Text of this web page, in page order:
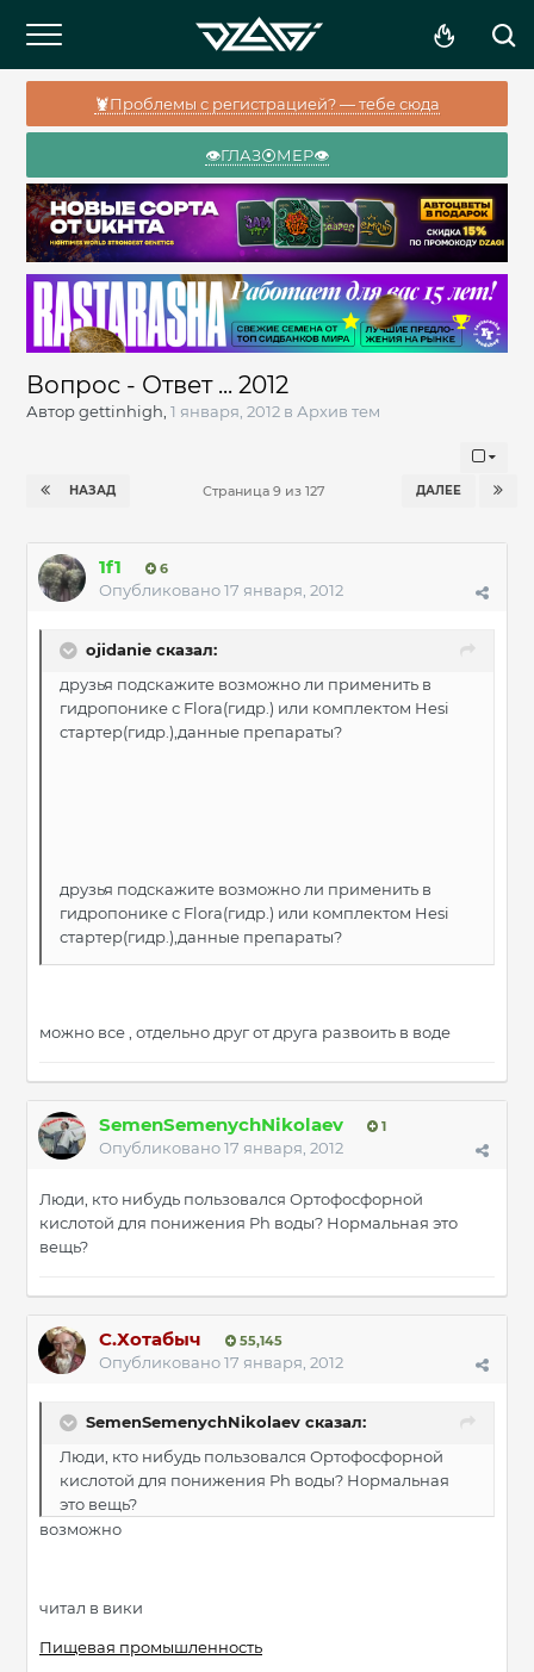
🦞Проблемы с регистрацией? — тебе сюда
👁️ГЛАЗ⦿МЕР👁️
Вопрос - Ответ ... 2012
Авторgettinhigh, 1 января, 2012 в Архив тем
НАЗАД ДАЛЕЕ
Страница 9 из 127
1f1 6
Опубликовано17 января, 2012
ojidanie сказал:
друзья подскажите возможно ли применить в
гидропонике с Flora(гидр.) или комплектом Hesi
стартер(гидр.),данные препараты?
друзья подскажите возможно ли применить в
гидропонике с Flora(гидр.) или комплектом Hesi
стартер(гидр.),данные препараты?
можно все , отдельно друг от друга развоить в воде
SemenSemenychNikolaev 1
Опубликовано17 января, 2012
Люди, кто нибудь пользовался Ортофосфорной
кислотой для понижения Ph воды? Нормальная это
вещь?
С.Хотабыч 55,145
Опубликовано17 января, 2012
SemenSemenychNikolaev сказал:
Люди, кто нибудь пользовался Ортофосфорной
кислотой для понижения Ph воды? Нормальная
это вещь?
возможно
читал в вики
Пищевая промышленность